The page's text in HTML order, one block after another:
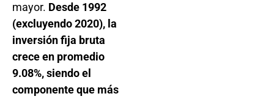
mayor. Desde 1992
(excluyendo 2020), la
inversión fija bruta
crece en promedio
9.08%, siendo el
componente que más